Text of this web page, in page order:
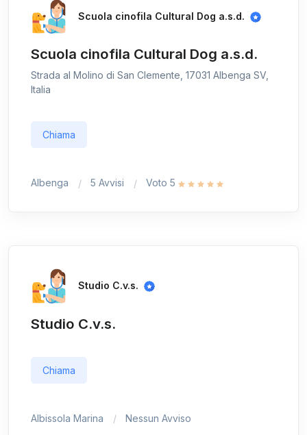
Scuola cinofila Cultural Dog a.s.d.
Scuola cinofila Cultural Dog a.s.d.
Strada al Molino di San Clemente, 17031 Albenga SV,
Italia
Chiama
Albenga 5 Avvisi Voto 5
Studio C.v.s.
Studio C.v.s.
Chiama
Albissola Marina Nessun Avviso